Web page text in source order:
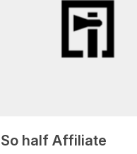
So half Affiliate